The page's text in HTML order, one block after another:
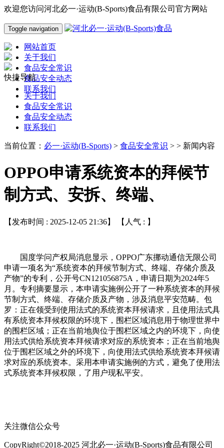
欢迎您访问河北必一·运动(B-Sports)食品有限公司官方网站
Toggle navigation
网站首页
关于我们
食品安全常识
食品安全动态
联系我们
快捷导航
关于我们
食品安全常识
食品安全动态
联系我们
当前位置： 必一·运动(B-Sports) > 食品安全常识 > > 新闻内容
OPPO申请系统资本的拜候节
制方式、安拆、终端、
【发布时间 : 2025-12-05 21:36】 【人气 : 】
国度学问产权局消息显示，OPPO广东挪动通信无限公司
申请一项名为“系统资本的拜候节制方式、终端、存储介质及
产物”的专利，公开号CN121056875A，申请日期为2024年5
月。专利摘要显示，本申请实施例公开了一种系统资本的拜候
节制方式、终端、存储介质及产物，涉及消息平安范畴。包
罗：正在领受到使用法式的系统资本拜候请求，且使用法式具
有系统资本拜候权限的环境下，围栏区域消息用于物理世界中
的围栏区域；正在当前地舆位于围栏区域之内的环境下，向使
用法式供给系统资本拜候请求对应的系统资本；正在当前地舆
位于围栏区域之外的环境下，向使用法式供给系统资本拜候请
求对应的系统资本。采用本申请实施例的方式，避免了使用法
式系统资本拜候权限，了用户现私平安。
关注微信公众号
CopyRight©2018-2025 河北必一·运动(B-Sports)食品有限公司